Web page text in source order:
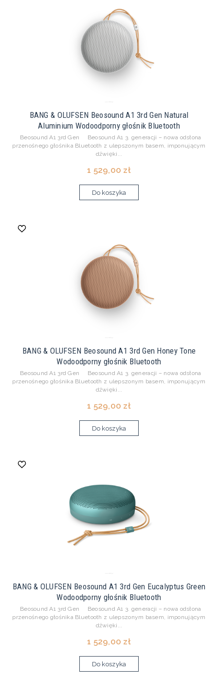
BANG & OLUFSEN Beosound A1 3rd Gen Natural
Aluminium Wodoodporny głośnik Bluetooth
Beosound A1 3rd Gen Beosound A1 3. generacji – nowa odsłona
przenośnego głośnika Bluetooth z ulepszonym basem, imponującym
dźwięki...
1 529,00 zł
Do koszyka
BANG & OLUFSEN Beosound A1 3rd Gen Honey Tone
Wodoodporny głośnik Bluetooth
Beosound A1 3rd Gen Beosound A1 3. generacji – nowa odsłona
przenośnego głośnika Bluetooth z ulepszonym basem, imponującym
dźwięki...
1 529,00 zł
Do koszyka
BANG & OLUFSEN Beosound A1 3rd Gen Eucalyptus Green
Wodoodporny głośnik Bluetooth
Beosound A1 3rd Gen Beosound A1 3. generacji – nowa odsłona
przenośnego głośnika Bluetooth z ulepszonym basem, imponującym
dźwięki...
1 529,00 zł
Do koszyka